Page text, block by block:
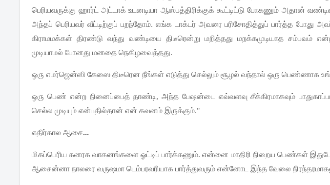
பெரியவருக்கு ஹார்ட் அட்டாக் உடனடியா ஆஸ்பத்திரிக்குக் கூட்டிட்டு போகணும் அதான்
அந்தப் பெரியவர் வீட்டிற்குப் பறந்தோம். எங்க டாக்டர் அவரை பரிசோதித்துப் பார்த்த போது
கிராமமக்கள்
திரண்டு வந்து வண்டியை திடீரென்று மறித்தது மறக்கமுடியாத சம்பவம்
முடியாமல் போனது மனதை நெகிழவைத்தது.
ஒரு எமர்ஜென்ஸி கேஸை திடீரென நீங்கள் எடுத்து செல்லும் சூழல் வந்தால் ஒரு பெண்ணாக
ஒரு பெண் என்ற நினைப்பைத் தாண்டி,அந்த பேஷன்டை எவ்வளவு சீக்கிரமாகவும்
செல்ல முடியும் என்பதில்தான் என் கவனம் இருக்கும்."
எதிர்கால ஆசை...
மிகப்பெரிய கனரக வாகனங்களை ஓட்டிப் பார்க்கணும்.என்னை மாதிரி நிறைய பெண்கள்
ஆசைன்னா நாலரை வருஷமா டெம்பரவரியாக பார்த்துவரும் என்னோட இந்த வேலை